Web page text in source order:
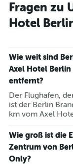
Fragen zu
Hotel
Wie weit sind
Axel Hotel
entfernt?
Der Flughafen,
ist der Berlin
km vom Axel
Wie groß ist die
Zentrum von
Only?